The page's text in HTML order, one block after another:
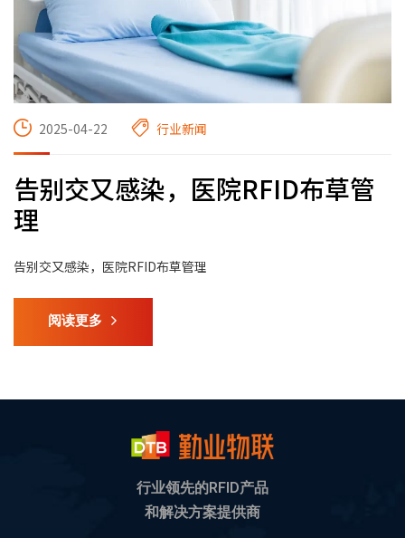
2025-04-22 行业新闻
告别交又感染，医院RFID布草管
理
告别交又感染，医院RFID布草管理
阅读更多
行业领先的RFID产品
和解决方案提供商